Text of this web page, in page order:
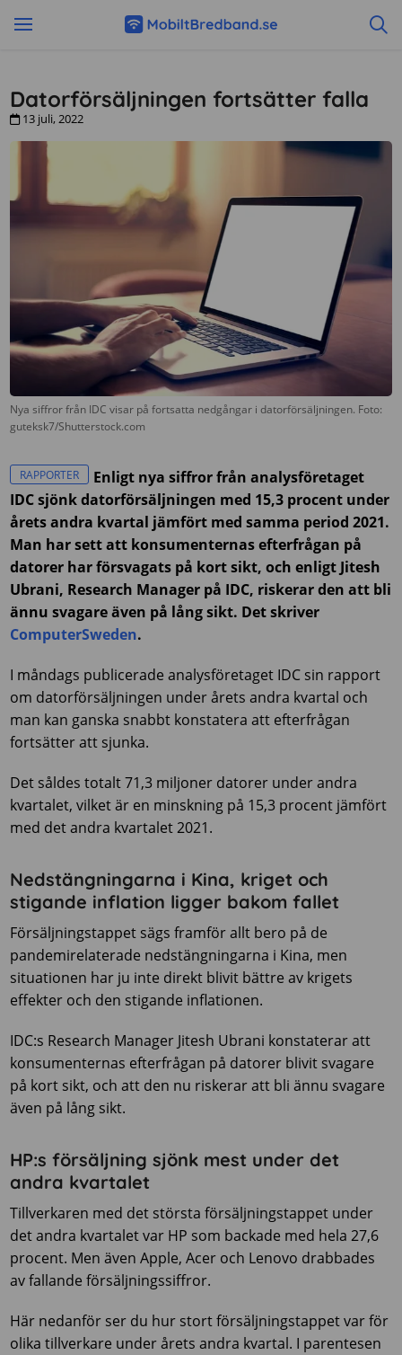
Datorförsäljningen fortsätter falla
13 juli, 2022
Nya siffror från IDC visar på fortsatta nedgångar i datorförsäljningen. Foto:
guteksk7/Shutterstock.com
RAPPORTER
Enligt nya siffror från analysföretaget
IDC sjönk datorförsäljningen med 15,3 procent under
årets andra kvartal jämfört med samma period 2021.
Man har sett att konsumenternas efterfrågan på
datorer har försvagats på kort sikt, och enligt Jitesh
Ubrani, Research Manager på IDC, riskerar den att bli
ännu svagare även på lång sikt. Det skriver
ComputerSweden.
I måndags publicerade analysföretaget IDC sin rapport
om datorförsäljningen under årets andra kvartal och
man kan ganska snabbt konstatera att efterfrågan
fortsätter att sjunka.
Det såldes totalt 71,3 miljoner datorer under andra
kvartalet, vilket är en minskning på 15,3 procent jämfört
med det andra kvartalet 2021.
Nedstängningarna i Kina, kriget och
stigande inflation ligger bakom fallet
Försäljningstappet sägs framför allt bero på de
pandemirelaterade nedstängningarna i Kina, men
situationen har ju inte direkt blivit bättre av krigets
effekter och den stigande inflationen.
IDC:s Research Manager Jitesh Ubrani konstaterar att
konsumenternas efterfrågan på datorer blivit svagare
på kort sikt, och att den nu riskerar att bli ännu svagare
även på lång sikt.
HP:s försäljning sjönk mest under det
andra kvartalet
Tillverkaren med det största försäljningstappet under
det andra kvartalet var HP som backade med hela 27,6
procent. Men även Apple, Acer och Lenovo drabbades
av fallande försäljningssiffror.
Här nedanför ser du hur stort försäljningstappet var för
olika tillverkare under årets andra kvartal. I parentesen